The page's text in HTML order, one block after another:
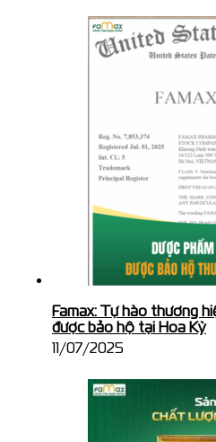
Famax: Tự hào thương
được bảo hộ tại Hoa Kỳ
11/07/2025